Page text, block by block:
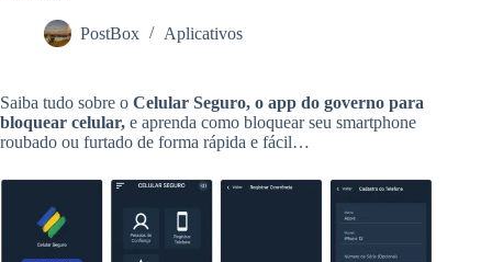
PostBox Aplicativos
Saiba tudo sobre o Celular Seguro, o app do governo para
bloquear celular, e aprenda como bloquear seu smartphone
roubado ou furtado de forma rápida e fácil…